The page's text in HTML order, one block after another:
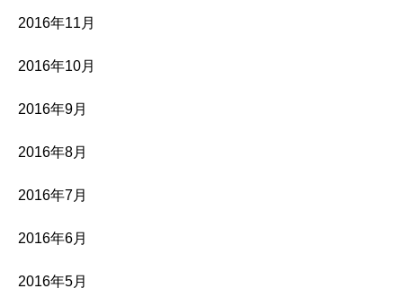
2016年11月
2016年10月
2016年9月
2016年8月
2016年7月
2016年6月
2016年5月